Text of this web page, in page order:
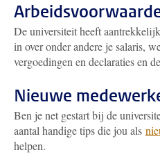
De universiteit heeft
in over onder andere je salaris,
vergoedingen en declaraties en
Nieuwe
Ben je net gestart bij de
aantal handige tips die jou als
helpen.